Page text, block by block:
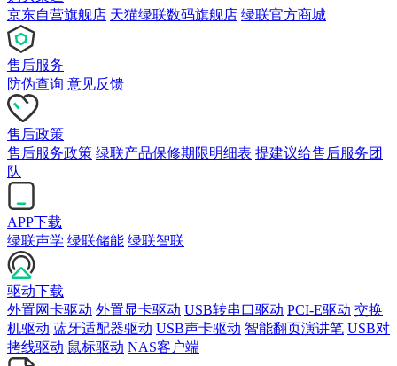
京东自营旗舰店 天猫绿联数码旗舰店 绿联官方商城
售后服务
防伪查询 意见反馈
售后政策
售后服务政策 绿联产品保修期限明细表 提建议给售后服务团
队
APP下载
绿联声学 绿联储能 绿联智联
驱动下载
外置网卡驱动 外置显卡驱动 USB转串口驱动 PCI-E驱动 交换
机驱动 蓝牙适配器驱动 USB声卡驱动 智能翻页演讲笔 USB对
拷线驱动 鼠标驱动 NAS客户端